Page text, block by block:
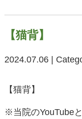
【猫背】
2024.07.06 |
【猫背】
※当院のYouTube